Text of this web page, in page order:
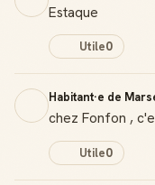
Estaque
Utile0
Habitant·e de
chez Fonfon ,
Utile0